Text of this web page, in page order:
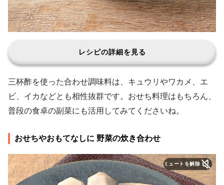
レシピの詳細を見る
三杯酢を使った合わせ調味料は、キュウリやワカメ、エ
ビ、イカなどとも相性抜群です。おせち料理はもちろん、
普段の食卓の副菜にも活用してみてくださいね。
おせちやおもてなしに 野菜の炊き合わせ
ミュートを解除